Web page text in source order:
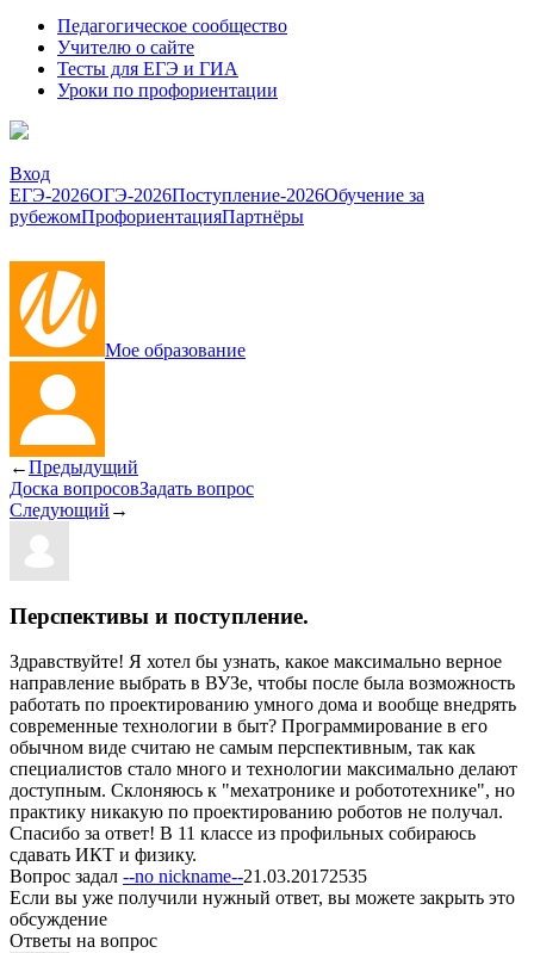
Педагогическое сообщество
Учителю о сайте
Тесты для ЕГЭ и ГИА
Уроки по профориентации
Вход
ЕГЭ-2026ОГЭ-2026Поступление-2026Обучение за
рубежомПрофориентацияПартнёры
Мое образование
←Предыдущий
Доска вопросовЗадать вопрос
Следующий →
Перспективы и поступление.
Здравствуйте! Я хотел бы узнать, какое максимально верное
направление выбрать в ВУЗе, чтобы после была возможность
работать по проектированию умного дома и вообще внедрять
современные технологии в быт? Программирование в его
обычном виде считаю не самым перспективным, так как
специалистов стало много и технологии максимально делают
доступным. Склоняюсь к "мехатронике и робототехнике", но
практику никакую по проектированию роботов не получал.
Спасибо за ответ! В 11 классе из профильных собираюсь
сдавать ИКТ и физику.
Вопрос задал --no nickname--21.03.20172535
Если вы уже получили нужный ответ, вы можете закрыть это
обсуждение
Ответы на вопрос